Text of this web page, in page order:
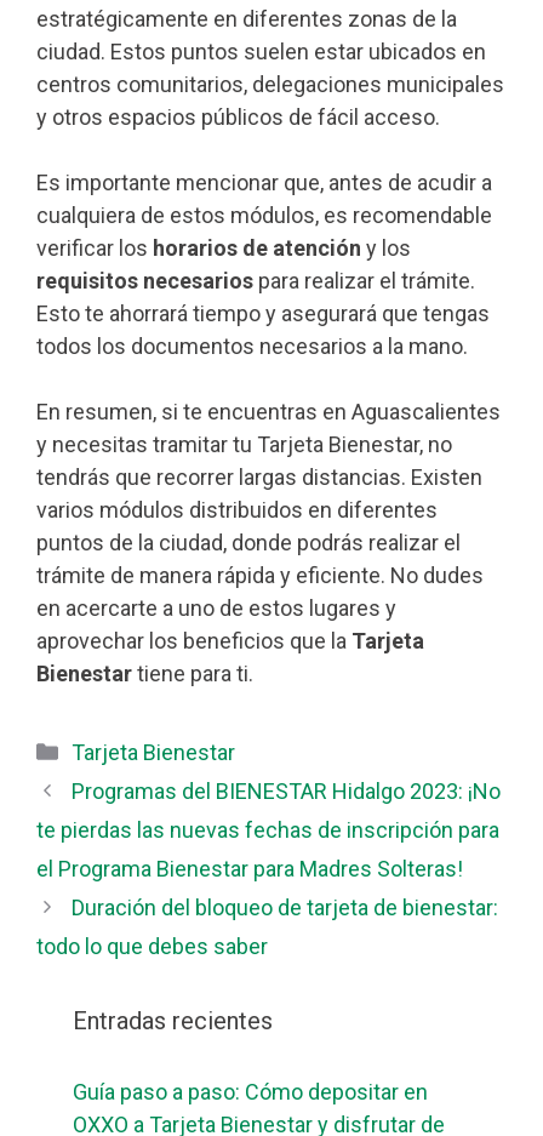
estratégicamente en diferentes zonas de la
ciudad. Estos puntos suelen estar ubicados en
centros comunitarios, delegaciones municipales
y otros espacios públicos de fácil acceso.
Es importante mencionar que, antes de acudir a
cualquiera de estos módulos, es recomendable
verificar los horarios de atención y los
requisitos necesarios para realizar el trámite.
Esto te ahorrará tiempo y asegurará que tengas
todos los documentos necesarios a la mano.
En resumen, si te encuentras en Aguascalientes
y necesitas tramitar tu Tarjeta Bienestar, no
tendrás que recorrer largas distancias. Existen
varios módulos distribuidos en diferentes
puntos de la ciudad, donde podrás realizar el
trámite de manera rápida y eficiente. No dudes
en acercarte a uno de estos lugares y
aprovechar los beneficios que la Tarjeta
Bienestartiene para ti.
Categorías
Tarjeta Bienestar
Programas del BIENESTAR Hidalgo 2023: ¡No
te pierdas las nuevas fechas de inscripción para
el Programa Bienestar para Madres Solteras!
Duración del bloqueo de tarjeta de bienestar:
todo lo que debes saber
Entradas recientes
Guía paso a paso: Cómo depositar en
OXXO a Tarjeta Bienestar y disfrutar de